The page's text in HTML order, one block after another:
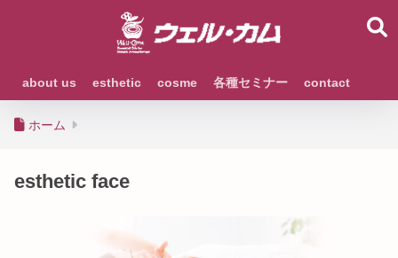
about us esthetic cosme 各種セミナー contact
ホーム
esthetic face